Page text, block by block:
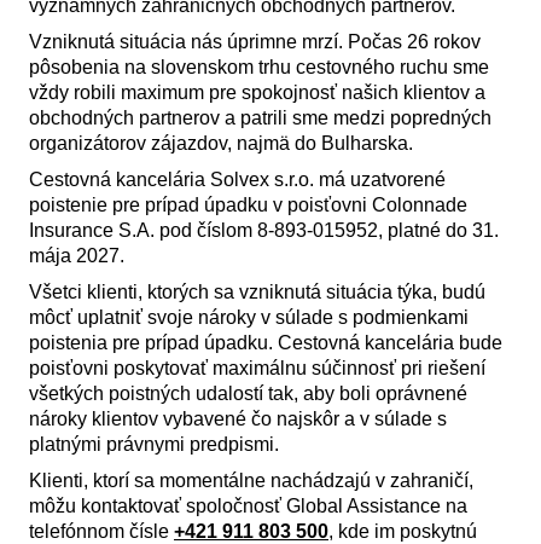
významných zahraničných obchodných partnerov.
Vzniknutá situácia nás úprimne mrzí. Počas 26 rokov
pôsobenia na slovenskom trhu cestovného ruchu sme
vždy robili maximum pre spokojnosť našich klientov a
obchodných partnerov a patrili sme medzi popredných
organizátorov zájazdov, najmä do Bulharska.
Cestovná kancelária Solvex s.r.o. má uzatvorené
poistenie pre prípad úpadku v poisťovni Colonnade
Insurance S.A. pod číslom 8-893-015952, platné do 31.
mája 2027.
Všetci klienti, ktorých sa vzniknutá situácia týka, budú
môcť uplatniť svoje nároky v súlade s podmienkami
poistenia pre prípad úpadku. Cestovná kancelária bude
poisťovni poskytovať maximálnu súčinnosť pri riešení
všetkých poistných udalostí tak, aby boli oprávnené
nároky klientov vybavené čo najskôr a v súlade s
platnými právnymi predpismi.
Klienti, ktorí sa momentálne nachádzajú v zahraničí,
môžu kontaktovať spoločnosť Global Assistance na
telefónnom čísle +421 911 803 500, kde im poskytnú